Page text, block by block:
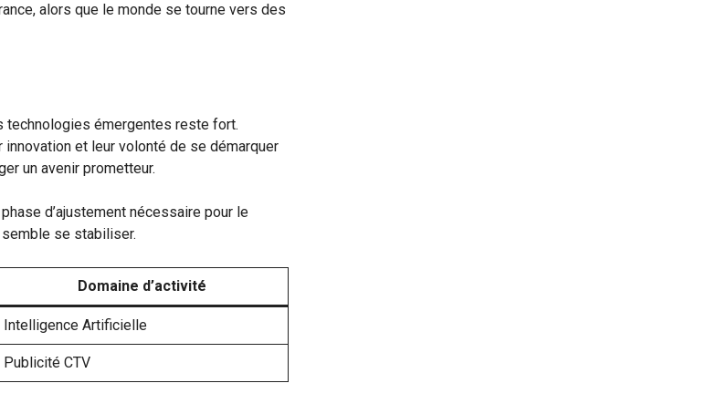
alors que le monde se tourne vers des
technologies émergentes reste fort.
et leur volonté de se démarquer
un avenir prometteur.
d’ajustement nécessaire pour le
se stabiliser.
Domaine d’activité
Intelligence Artificielle
Publicité CTV